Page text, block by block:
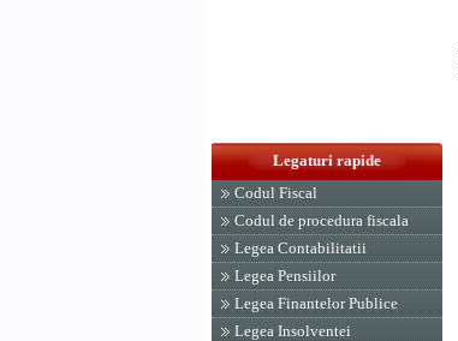
Legaturi rapide
Codul Fiscal
Codul de procedura fiscala
Legea Contabilitatii
Legea Pensiilor
Legea Finantelor Publice
Legea Insolventei